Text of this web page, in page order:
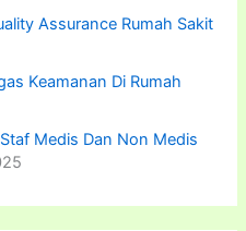
Assurance Rumah Sakit
Keamanan Di Rumah
Medis Dan Non Medis